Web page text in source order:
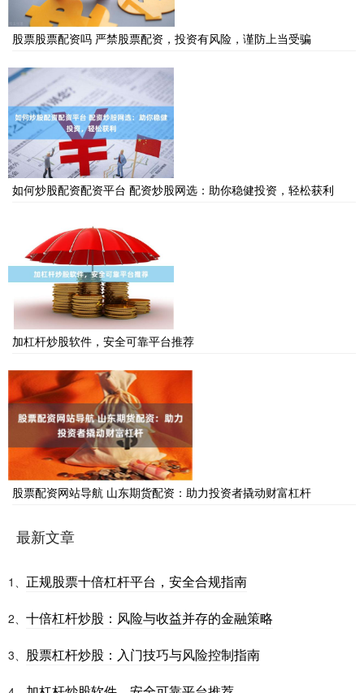
股票股票配资吗 严禁股票配资，投资有风险，谨防上当受骗
如何炒股配资配资平台 配资炒股网选：助你稳健投资，轻松获利
加杠杆炒股软件，安全可靠平台推荐
股票配资网站导航 山东期货配资：助力投资者撬动财富杠杆
最新文章
1、 正规股票十倍杠杆平台，安全合规指南
2、 十倍杠杆炒股：风险与收益并存的金融策略
3、 股票杠杆炒股：入门技巧与风险控制指南